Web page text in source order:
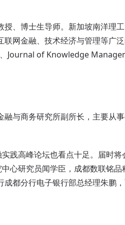
、博士生导师。新加坡南洋理
网金融、技术经济与管理等广
Journal of Knowledge
与商务研究所副所长，主要从
高峰论坛也看点十足。届时将
心研究员闻学臣，成都数联铭品
都分行电子银行部总经理朱鹏